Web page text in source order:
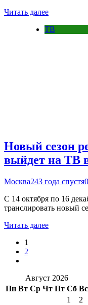
Читать далее
ТВ
Новый сезон
выйдет на ТВ
Москва243 года спустя0
С 14 октября по 16
транслировать новый
Читать далее
1
2
Август 2026
Пн Вт Ср Чт Пт Сб Вс
1
2